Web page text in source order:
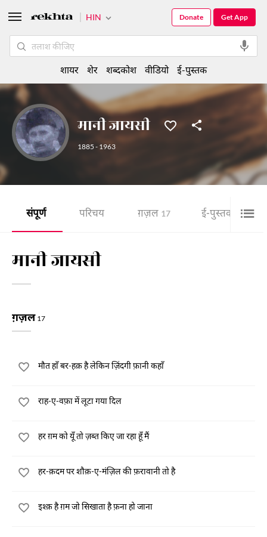
मानी जायसी
1885 - 1963
संपूर्ण परिचय ग़ज़ल 17 ई-पुस्तक
मानी जायसी
ग़ज़ल 17
मौत हाँ बर-हक़ है लेकिन ज़िंदगी फ़ानी कहाँ
राह-ए-वफ़ा में लूटा गया दिल
हर ग़म को यूँ तो ज़ब्त किए जा रहा हूँ मैं
हर-क़दम पर शौक़-ए-मंज़िल की फ़रावानी तो है
इश्क़ है ग़म जो सिखाता है फ़ना हो जाना
HIN Get App
Donate
शायर शेर शब्दकोश वीडियो ई-पुस्तक